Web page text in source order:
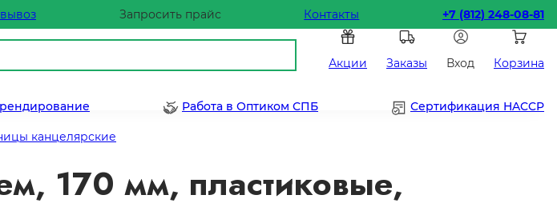
Запросить прайс Контакты +7 (812) 248-08-81
Акции Заказы Вход Корзина
Работа в Оптиком СПБ Сертификация HACCP
канцелярские
170 мм, пластиковые,